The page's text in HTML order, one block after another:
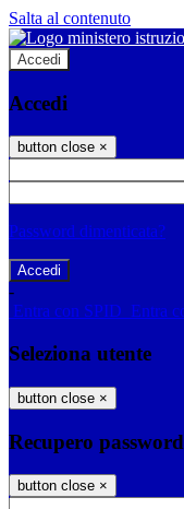
Salta al contenuto
Accedi
Accedi
button close ×
Password dimenticata?
-
Entra con SPID Entra
Seleziona utente
button close ×
Recupero password
button close ×